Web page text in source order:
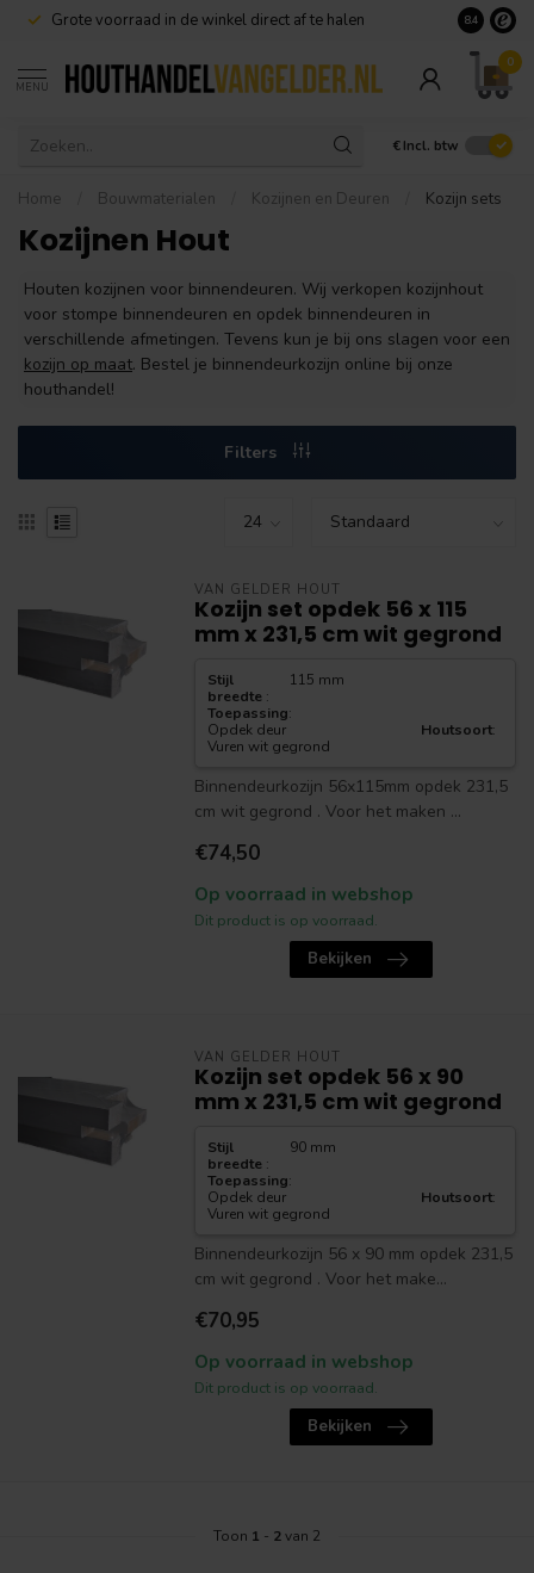
Grote voorraad in de winkel direct af te halen 8.4
MENU
0
€ Incl. btw
Home Bouwmaterialen Kozijnen en Deuren Kozijn sets
Kozijnen Hout
Houten kozijnen voor binnendeuren. Wij verkopen kozijnhout
voor stompe binnendeuren en opdek binnendeuren in
verschillende afmetingen. Tevens kun je bij ons slagen voor een
kozijn op maat. Bestel je binnendeurkozijn online bij onze
houthandel!
Filters
VAN GELDER HOUT
Kozijn set opdek 56 x 115
mm x 231,5 cm wit gegrond
Stijl
breedte :
115 mm
Toepassing:
Opdek deur
Houtsoort:
Vuren wit gegrond
Binnendeurkozijn 56x115mm opdek 231,5
cm wit gegrond . Voor het maken ...
€74,50
Op voorraad in webshop
Dit product is op voorraad.
Bekijken
VAN GELDER HOUT
Kozijn set opdek 56 x 90
mm x 231,5 cm wit gegrond
Stijl
breedte :
90 mm
Toepassing:
Opdek deur
Houtsoort:
Vuren wit gegrond
Binnendeurkozijn 56 x 90 mm opdek 231,5
cm wit gegrond . Voor het make...
€70,95
Op voorraad in webshop
Dit product is op voorraad.
Bekijken
Toon 1 - 2van 2